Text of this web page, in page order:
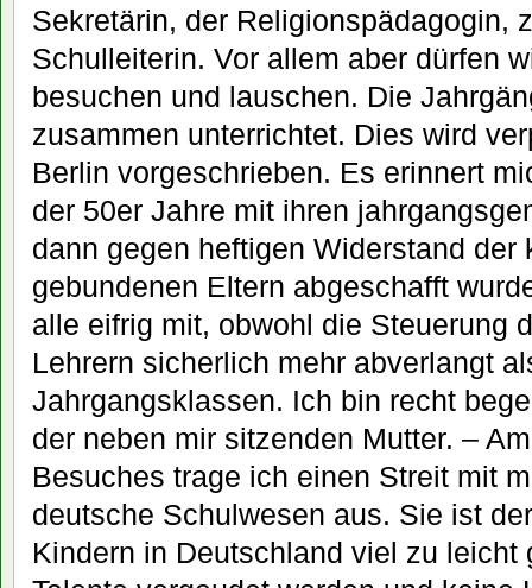
Sekretärin, der Religionspädagogin,
Schulleiterin. Vor allem aber dürfen
besuchen und lauschen. Die
zusammen unterrichtet. Dies wird
Berlin vorgeschrieben. Es erinnert
der 50er Jahre mit ihren
dann gegen heftigen Widerstand der
gebundenen Eltern abgeschafft
alle eifrig mit, obwohl die Steuerung
Lehrern sicherlich mehr abverlangt
Jahrgangsklassen. Ich bin recht
der neben mir sitzenden Mutter. –
Besuches trage ich einen Streit mit
deutsche Schulwesen aus. Sie ist
Kindern in Deutschland viel zu leicht